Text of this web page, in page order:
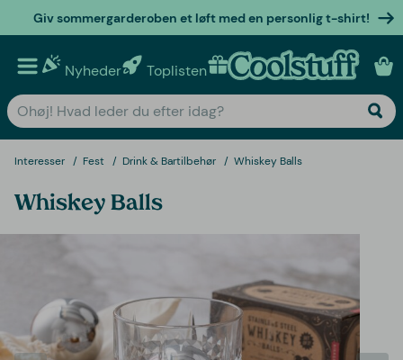
Giv sommergarderoben et løft med en personlig t-shirt!
Nyheder Toplisten Personlige gaver
Interesser Fest Drink & Bartilbehør Whiskey Balls
Whiskey Balls